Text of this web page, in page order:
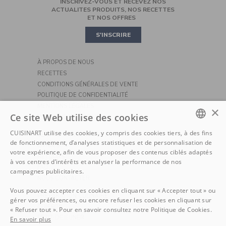
ROBOT PÂTISSIER
MINI OVEN
PIZZA
CASSEROLES ET POÊLES
INSCRIVEZ-VOUS ET RECEVEZ NOS
ACTUALITES PRODUITS, NOS RECETTES
ET NOS OFFRES
S'INSCRIRE
À PROPOS DE NOUS
RECETTES
CONDITIONS GÉNÉRALES DE VENTE
POLITIQUE DE CONFIDENTIALITÉ
POLITIQUE DE COOKIE
SERVICE CONSOMMATEURS
LIVRAISON
RETOURS
PRÉPARATION CULINAIRE
CUISSON
PETIT-DÉJEUNER
DUTCH
FRENCH
×
Ce site Web utilise des cookies
CUISINART utilise des cookies, y compris des cookies tiers, à des fins
de fonctionnement, d’analyses statistiques et de personnalisation de
votre expérience, afin de vous proposer des contenus ciblés adaptés
à vos centres d’intérêts et analyser la performance de nos
campagnes publicitaires.
Vous pouvez accepter ces cookies en cliquant sur « Accepter tout » ou
gérer vos préférences, ou encore refuser les cookies en cliquant sur
« Refuser tout ». Pour en savoir consultez notre Politique de Cookies.
En savoir plus